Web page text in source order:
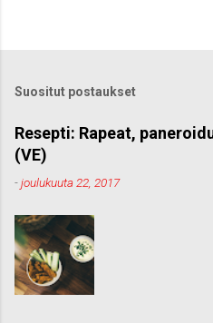
Suositut postaukset
Resepti: Rapeat,
(VE)
-joulukuuta 22, 2017